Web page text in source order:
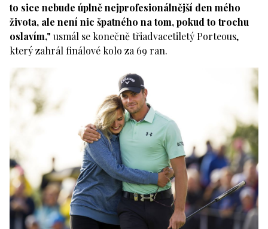
to sice nebude úplně nejprofesionálnější den mého
života, ale není nic špatného na tom, pokud to trochu
oslavím," usmál se konečně třiadvacetiletý Porteous,
který zahrál finálové kolo za 69 ran.